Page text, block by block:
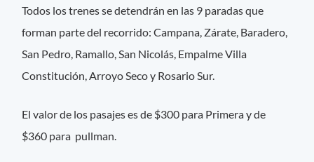
Todos los trenes se detendrán en las 9 paradas que
forman parte del recorrido: Campana, Zárate, Baradero,
San Pedro, Ramallo, San Nicolás, Empalme Villa
Constitución, Arroyo Seco y Rosario Sur.
El valor de los pasajes es de $300 para Primera y de
$360 para pullman.